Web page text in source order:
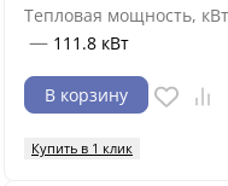
Тепловая мощность, кВт
— 111.8 кВт
В корзину
Купить в 1 клик